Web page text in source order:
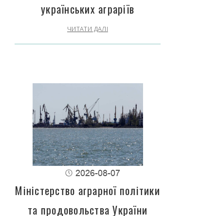
українських аграріїв
ЧИТАТИ ДАЛІ
2026-08-07
Міністерство аграрної політики
та продовольства України